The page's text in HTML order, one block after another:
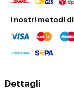
I nostri metodi
Dettagli